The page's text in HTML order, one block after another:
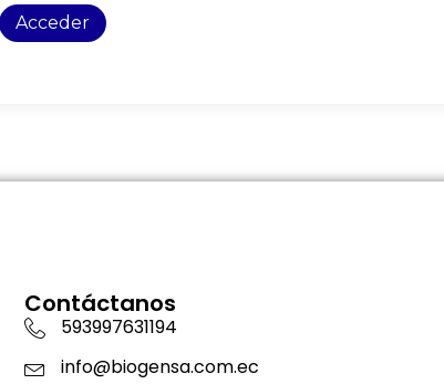
Acceder
Contáctanos
593997631194
info@biogensa.com.ec